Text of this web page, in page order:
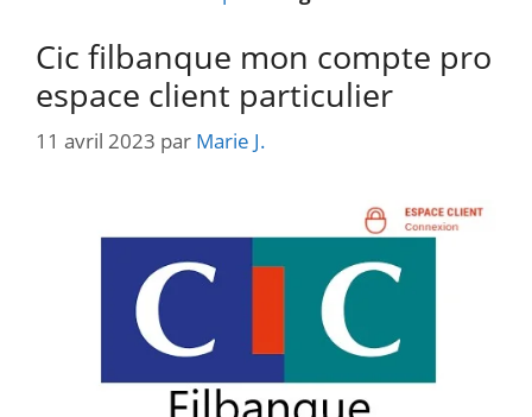
Cic filbanque mon compte pro
espace client particulier
11 avril 2023 par Marie J.